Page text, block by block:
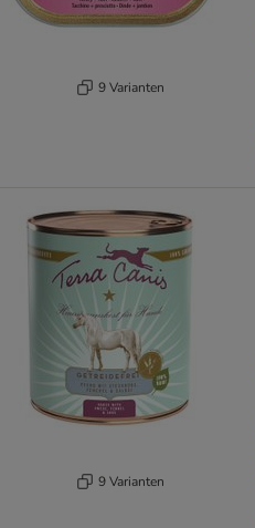
9 Varianten
9 Varianten